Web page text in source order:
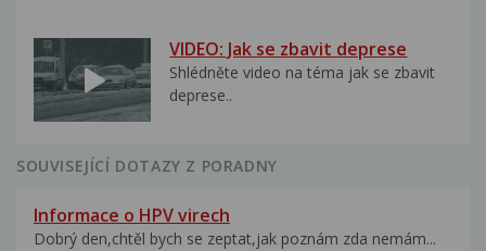
VIDEO: Jak se zbavit deprese
Shlédněte video na téma jak se zbavit
deprese..
SOUVISEJÍCÍ DOTAZY Z PORADNY
Informace o HPV virech
Dobrý den,chtěl bych se zeptat,jak poznám zda nemám...